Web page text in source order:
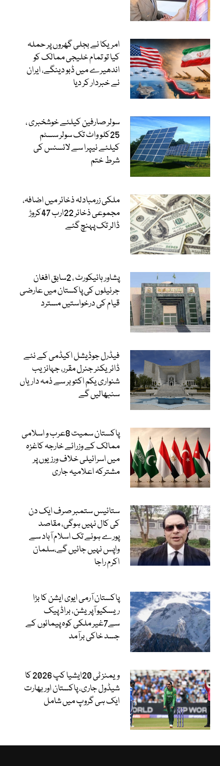
امریکا نے بجلی گھروں پر حملہ
کیا تو تمام خلیجی ممالک کو
اندھیرے میں ڈبو دینگے، ایران
نے خبردار کر دیا
سولر صارفین کیلئے خوشخبری ،
25کلو واٹ تک سولر سسٹم
کیلئے نیپرا سے لائسنس کی
شرط ختم
ملکی زرمبادلہ ذخائر میں اضافہ،
مجموعی ذخائر 22ارب 47کروڑ
ڈالر تک پہنچ گئے
پشاور ہائیکورٹ ، 2سابق افغان
جرنیلوں کی پاکستان میں عارضی
قیام کی درخواستیں مسترد
فیڈرل جوڈیشل اکیڈمی کے نئے
ڈائریکٹر جنرل مقرر، جہانزیب
شنواری یکم اکتوبر سے ذمہ داریاں
سنبھالیں گے
پاکستان سمیت 8عرب و اسلامی
ممالک کے وزرائے خارجہ کاغزہ
میں اسرائیلی خلاف ورزیوں پر
مشترکہ اعلامیہ جاری
ستائیس ستمبر صرف ایک دن
کی کال نہیں ہوگی، مقاصد
پورے ہونے تک اسلام آباد سے
واپس نہیں جائیں گے،سلمان
اکرم راجا
پاکستان آرمی ایوی ایشن کا بڑا
ریسکیو آپریشن، براڈ پیک
سے7غیر ملکی کوہ پیمائوں کے
جسد خاکی برآمد
ویمنز ٹی 20ایشیا کپ 2026 کا
شیڈول جاری، پاکستان اور بھارت
ایک ہی گروپ میں شامل